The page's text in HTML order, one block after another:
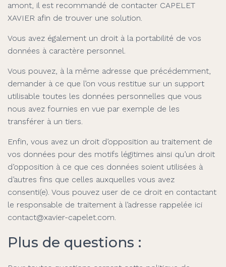
amont, il est recommandé de contacter CAPELET
XAVIER afin de trouver une solution.
Vous avez également un droit à la portabilité de vos
données à caractère personnel.
Vous pouvez, à la même adresse que précédemment,
demander à ce que l’on vous restitue sur un support
utilisable toutes les données personnelles que vous
nous avez fournies en vue par exemple de les
transférer à un tiers.
Enfin, vous avez un droit d’opposition au traitement de
vos données pour des motifs légitimes ainsi qu’un droit
d’opposition à ce que ces données soient utilisées à
d’autres fins que celles auxquelles vous avez
consenti(e). Vous pouvez user de ce droit en contactant
le responsable de traitement à l’adresse rappelée ici
contact@xavier-capelet.com.
Plus de questions :